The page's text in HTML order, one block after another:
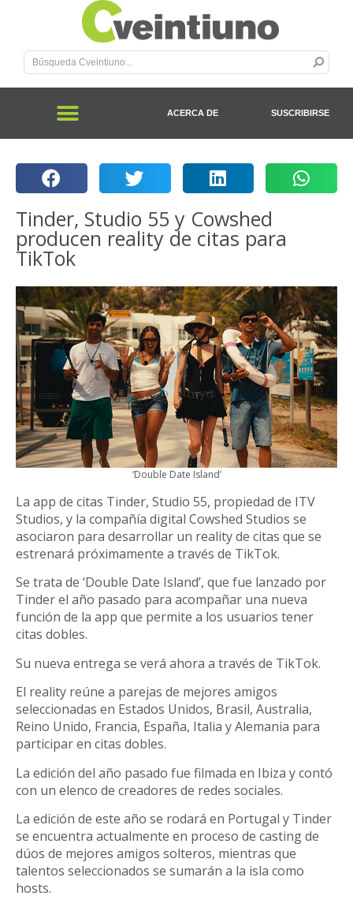
ACERCA DE SUSCRIBIRSE
Tinder, Studio 55 y Cowshed
producen reality de citas para
TikTok
‘Double Date Island’
La app de citas Tinder, Studio 55, propiedad de ITV
Studios, y la compañía digital Cowshed Studios se
asociaron para desarrollar un reality de citas que se
estrenará próximamente a través de TikTok.
Se trata de ‘Double Date Island’, que fue lanzado por
Tinder el año pasado para acompañar una nueva
función de la app que permite a los usuarios tener
citas dobles.
Su nueva entrega se verá ahora a través de TikTok.
El reality reúne a parejas de mejores amigos
seleccionadas en Estados Unidos, Brasil, Australia,
Reino Unido, Francia, España, Italia y Alemania para
participar en citas dobles.
La edición del año pasado fue filmada en Ibiza y contó
con un elenco de creadores de redes sociales.
La edición de este año se rodará en Portugal y Tinder
se encuentra actualmente en proceso de casting de
dúos de mejores amigos solteros, mientras que
talentos seleccionados se sumarán a la isla como
hosts.